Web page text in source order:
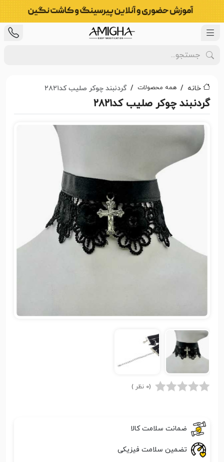
خانه همه محصولات گردنبند چوکر صلیب کد۲۸۲۱
گردنبند چوکر صلیب کد۲۸۲۱
(0 نظر )
ضمانت سلامت کالا
تضمین سلامت فیزیکی